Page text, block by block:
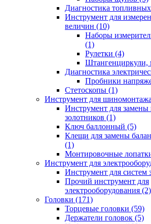
Диагностика
Инструмент для
величин (10)
Наборы
(1)
Рулетки (4)
Штангенциркули,
Диагностика
Пробники
Стетоскопы (1)
Инструмент для
Инструмент для замены
золотников (1)
Ключ баллонный (5)
Клещи для замены
(1)
Монтировочные
Инструмент для
Инструмент для систем
Прочий инструмент для
электрооборудования (2)
Головки (171)
Торцевые головки (59)
Держатели головок (5)